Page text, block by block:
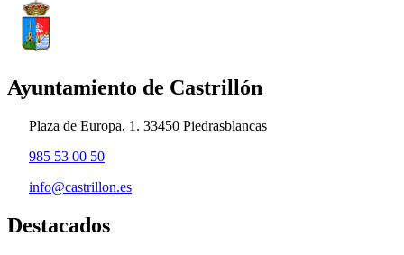
Ayuntamiento de Castrillón
Plaza de Europa, 1. 33450 Piedrasblancas
985 53 00 50
info@castrillon.es
Destacados